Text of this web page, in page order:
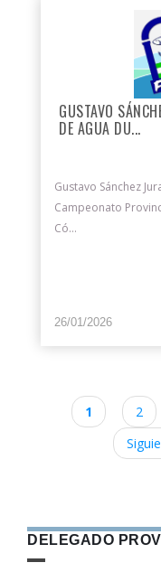
GUSTAVO
DE AGUA DU...
Gustavo Sánchez
Campeonato
Có...
26/01/2026
Paginación
Página
actual
1 Page
2
DELEGADO